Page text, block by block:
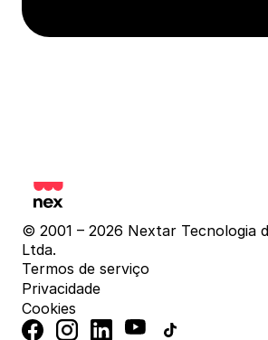
© 2001 – 2026 Nextar Tecnologia
Ltda.
Termos de serviço
Privacidade
Cookies